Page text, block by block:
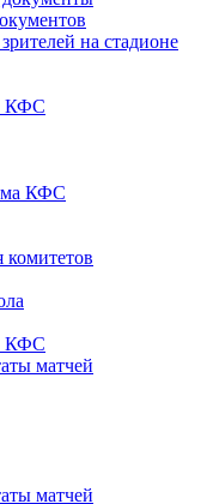
на стадионе
КФС
КФС
комитетов
КФС
матчей
матчей